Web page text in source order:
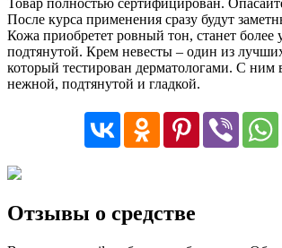
Товар полностью сертифицирован.
После курса применения сразу будут
Кожа приобретет ровный тон, станет более
подтянутой. Крем невесты – один из
который тестирован дерматологами. С ним
нежной, подтянутой и гладкой.
Отзывы о средстве